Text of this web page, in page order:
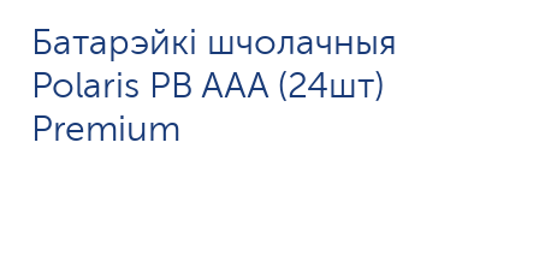
Батарэйкі шчолачныя
Polaris PB AAA (24шт)
Premium